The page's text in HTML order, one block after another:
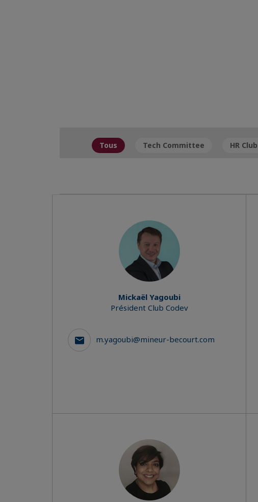
Tous Tech Committee HR Club
Mickaël Yagoubi
Président Club Codev
m.yagoubi@mineur-becourt.com